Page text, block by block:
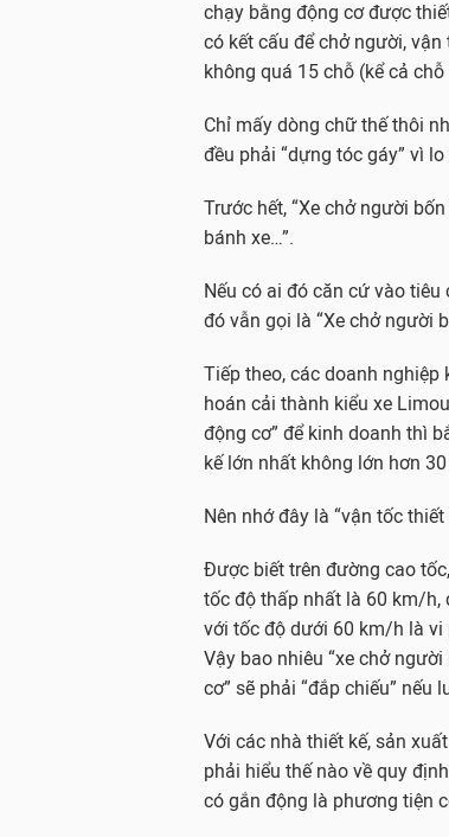
chạy bằng động cơ được
có kết cấu để chở người,
không quá 15 chỗ (kể cả
Chỉ mấy dòng chữ thế thôi
đều phải “dựng tóc gáy” vì
Trước hết, “Xe chở người
bánh xe…”.
Nếu có ai đó căn cứ vào
đó vẫn gọi là “Xe chở người
Tiếp theo, các doanh
hoán cải thành kiểu xe
động cơ” để kinh doanh thì
kế lớn nhất không lớn hơn 30
Nên nhớ đây là “vận tốc
Được biết trên đường cao
tốc độ thấp nhất là 60 km/h,
với tốc độ dưới 60 km/h là vi
Vậy bao nhiêu “xe chở
cơ” sẽ phải “đắp chiếu” nếu
Với các nhà thiết kế, sản
phải hiểu thế nào về quy
có gắn động là phương tiện